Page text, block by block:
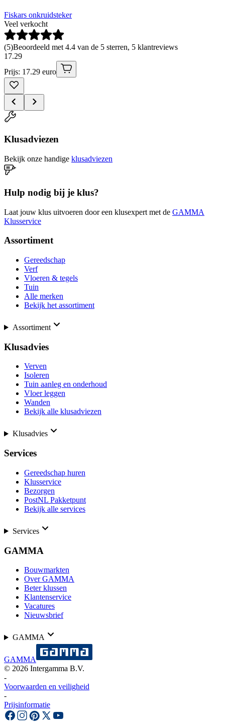
Fiskars onkruidsteker
Veel verkocht
(5)Beoordeeld met 4.4 van de 5 sterren, 5 klantreviews
17.29
Prijs: 17.29 euro
Klusadviezen
Bekijk onze handige klusadviezen
Hulp nodig bij je klus?
Laat jouw klus uitvoeren door een klusexpert met de GAMMA
Klusservice
Assortiment
Gereedschap
Verf
Vloeren & tegels
Tuin
Alle merken
Bekijk het assortiment
Assortiment
Klusadvies
Verven
Isoleren
Tuin aanleg en onderhoud
Vloer leggen
Wanden
Bekijk alle klusadviezen
Klusadvies
Services
Gereedschap huren
Klusservice
Bezorgen
PostNL Pakketpunt
Bekijk alle services
Services
GAMMA
Bouwmarkten
Over GAMMA
Beter klussen
Klantenservice
Vacatures
Nieuwsbrief
GAMMA
GAMMA
© 2026 Intergamma B.V.
-
Voorwaarden en veiligheid
-
Prijsinformatie